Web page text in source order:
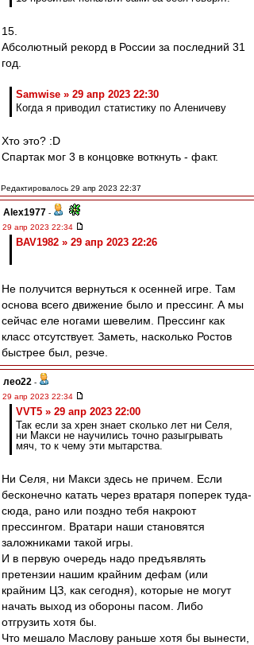
15.
Абсолютный рекорд в России за последний 31
год.
Samwise » 29 апр 2023 22:30
Когда я приводил статистику по Аленичеву
Хто это? :D
Спартак мог 3 в концовке воткнуть - факт.
Редактировалось 29 апр 2023 22:37
Alex1977 -
29 апр 2023 22:34
BAV1982 » 29 апр 2023 22:26
Не получится вернуться к осенней игре. Там
основа всего движение было и прессинг. А мы
сейчас еле ногами шевелим. Прессинг как
класс отсутствует. Заметь, насколько Ростов
быстрее был, резче.
лео22 -
29 апр 2023 22:34
VVT5 » 29 апр 2023 22:00
Так если за хрен знает сколько лет ни Селя,
ни Макси не научились точно разыгрывать
мяч, то к чему эти мытарства.
Ни Селя, ни Макси здесь не причем. Если
бесконечно катать через вратаря поперек туда-
сюда, рано или поздно тебя накроют
прессингом. Вратари наши становятся
заложниками такой игры.
И в первую очередь надо предъявлять
претензии нашим крайним дефам (или
крайним ЦЗ, как сегодня), которые не могут
начать выход из обороны пасом. Либо
отгрузить хотя бы.
Что мешало Маслову раньше хотя бы вынести,